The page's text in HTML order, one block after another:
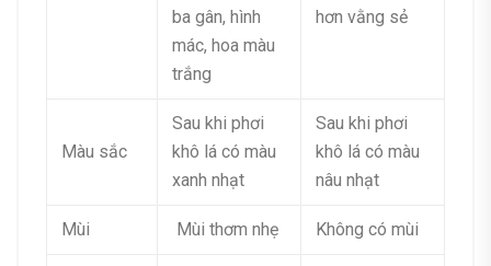
ba gân, hình
mác, hoa màu
trắng
hơn vằng sẻ
Màu sắc
Sau khi phơi
khô lá có màu
xanh nhạt
Sau khi phơi
khô lá có màu
nâu nhạt
Mùi Mùi thơm nhẹ Không có mùi